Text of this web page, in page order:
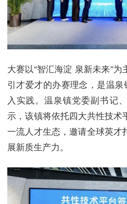
大赛以“智汇海淀 泉新未来”为
引才爱才的办赛理念，是温泉
入实践。温泉镇党委副书记
示，该镇将依托四大共性技术
一流人才生态，邀请全球英才
展新质生产力。